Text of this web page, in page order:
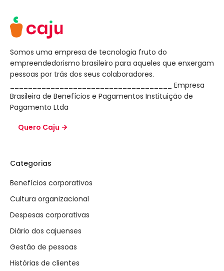
Somos uma empresa de tecnologia fruto do
empreendedorismo brasileiro para aqueles que enxergam
pessoas por trás dos seus colaboradores.
____________________________________ Empresa
Brasileira de Benefícios e Pagamentos Instituição de
Pagamento Ltda
Quero Caju
Categorias
Benefícios corporativos
Cultura organizacional
Despesas corporativas
Diário dos cajuenses
Gestão de pessoas
Histórias de clientes